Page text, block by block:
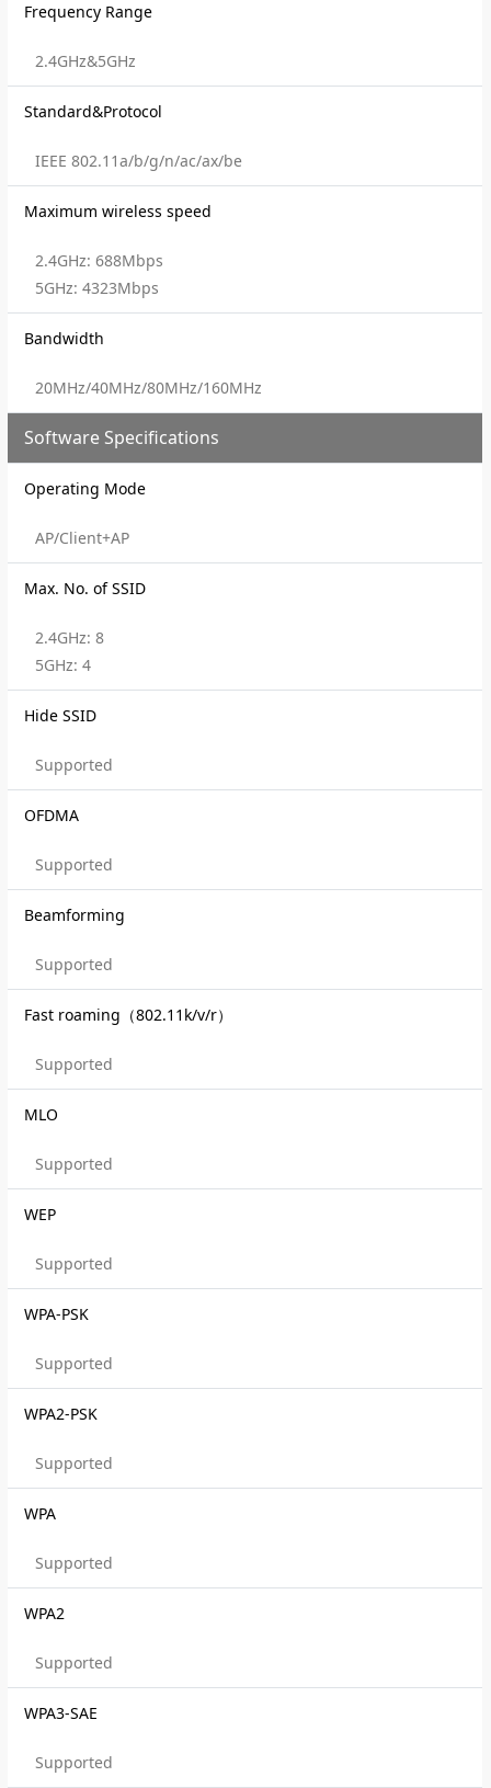
Frequency Range
2.4GHz&5GHz
Standard&Protocol
IEEE 802.11a/b/g/n/ac/ax/be
Maximum wireless speed
2.4GHz: 688Mbps
5GHz: 4323Mbps
Bandwidth
20MHz/40MHz/80MHz/160MHz
Software Specifications
Operating Mode
AP/Client+AP
Max. No. of SSID
2.4GHz: 8
5GHz: 4
Hide SSID
Supported
OFDMA
Supported
Beamforming
Supported
Fast roaming（802.11k/v/r）
Supported
MLO
Supported
WEP
Supported
WPA-PSK
Supported
WPA2-PSK
Supported
WPA
Supported
WPA2
Supported
WPA3-SAE
Supported